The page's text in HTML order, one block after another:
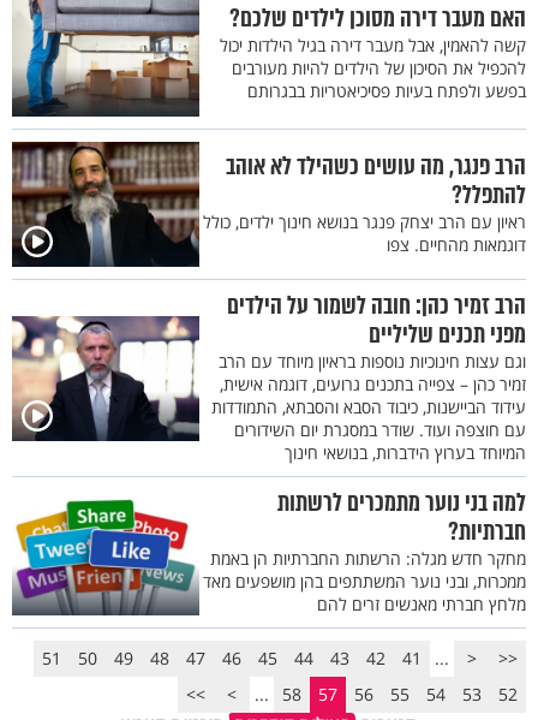
האם מעבר דירה מסוכן לילדים שלכם?
קשה להאמין, אבל מעבר דירה בגיל הילדות יכול
להכפיל את הסיכון של הילדים להיות מעורבים
בפשע ולפתח בעיות פסיכיאטריות בבגרותם
הרב פנגר, מה עושים כשהילד לא אוהב
להתפלל?
ראיון עם הרב יצחק פנגר בנושא חינוך ילדים, כולל
דוגמאות מהחיים. צפו
הרב זמיר כהן: חובה לשמור על הילדים
מפני תכנים שליליים
וגם עצות חינוכיות נוספות בראיון מיוחד עם הרב
זמיר כהן – צפייה בתכנים גרועים, דוגמה אישית,
עידוד הביישנות, כיבוד הסבא והסבתא, התמודדות
עם חוצפה ועוד. שודר במסגרת יום השידורים
המיוחד בערוץ הידברות, בנושאי חינוך
למה בני נוער מתמכרים לרשתות
חברתיות?
מחקר חדש מגלה: הרשתות החברתיות הן באמת
ממכרות, ובני נוער המשתתפים בהן מושפעים מאד
מלחץ חברתי מאנשים זרים להם
<<
<
...
41
42
43
44
45
46
47
48
49
50
51
52
53
54
55
56
57
58
...
>
>>